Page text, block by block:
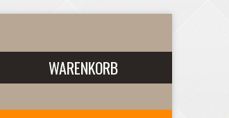
WARENKORB